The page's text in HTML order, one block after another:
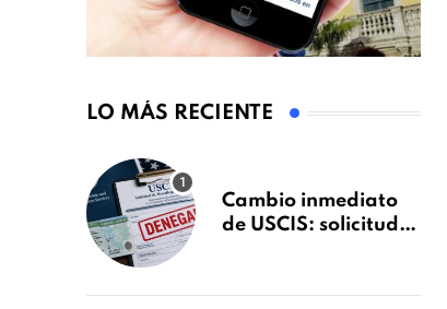
LO MÁS RECIENTE
Cambio inmediato
de USCIS: solicitudes
sin previo aviso